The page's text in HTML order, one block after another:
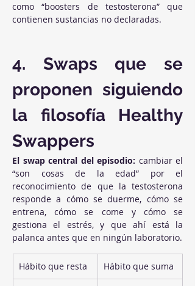
como “boosters de testosterona” que
contienen sustancias no declaradas.
4. Swaps que se
proponen siguiendo
la filosofía Healthy
Swappers
El swap central del episodio: cambiar el
“son cosas de la edad” por el
reconocimiento de que la testosterona
responde a cómo se duerme, cómo se
entrena, cómo se come y cómo se
gestiona el estrés, y que ahí está la
palanca antes que en ningún laboratorio.
Hábito que resta Hábito que suma